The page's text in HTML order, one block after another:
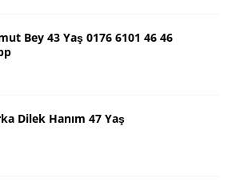
Bey 43 Yaş 0176 6101 46 46
Dilek Hanım 47 Yaş